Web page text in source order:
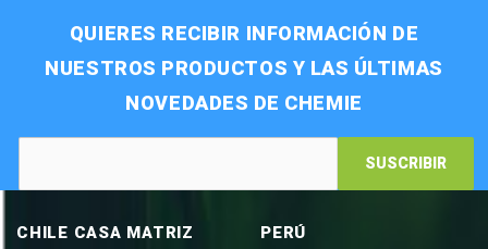
QUIERES RECIBIR INFORMACIÓN DE
NUESTROS PRODUCTOS Y LAS ÚLTIMAS
NOVEDADES DE CHEMIE
SUSCRIBIR
CHILE CASA MATRIZ PERÚ